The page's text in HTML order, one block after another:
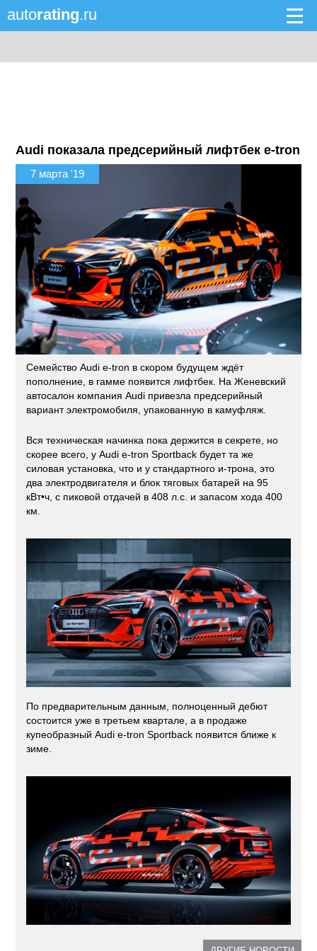
autorating.ru
Audi показала предсерийный лифтбек e-tron
7 марта '19
Семейство Audi e-tron в скором будущем ждёт
пополнение, в гамме появится лифтбек. На Женевский
автосалон компания Audi привезла предсерийный
вариант электромобиля, упакованную в камуфляж.
Вся техническая начинка пока держится в секрете, но
скорее всего, у Audi e-tron Sportback будет та же
силовая установка, что и у стандартного и-трона, это
два электродвигателя и блок тяговых батарей на 95
кВт•ч, с пиковой отдачей в 408 л.с. и запасом хода 400
км.
По предварительным данным, полноценный дебют
состоится уже в третьем квартале, а в продаже
купеобразный Audi e-tron Sportback появится ближе к
зиме.